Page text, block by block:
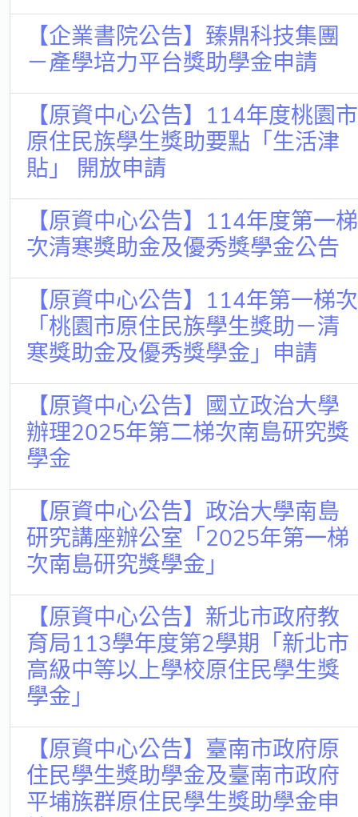
【企業書院公告】臻鼎科技集團
－產學培力平台獎助學金申請
【原資中心公告】114年度桃園市
原住民族學生獎助要點「生活津
貼」 開放申請
【原資中心公告】114年度第一梯
次清寒獎助金及優秀獎學金公告
【原資中心公告】114年第一梯次
「桃園市原住民族學生獎助－清
寒獎助金及優秀獎學金」申請
【原資中心公告】國立政治大學
辦理2025年第二梯次南島研究獎
學金
【原資中心公告】政治大學南島
研究講座辦公室「2025年第一梯
次南島研究獎學金」
【原資中心公告】新北市政府教
育局113學年度第2學期「新北市
高級中等以上學校原住民學生獎
學金」
【原資中心公告】臺南市政府原
住民學生獎助學金及臺南市政府
平埔族群原住民學生獎助學金申